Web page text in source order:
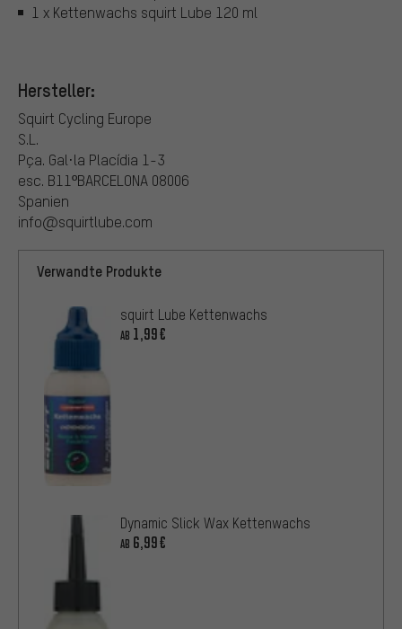
1 x Kettenwachs squirt Lube 120 ml
Hersteller:
Squirt Cycling Europe
S.L.
Pça. Gal·la Placídia 1-3
esc. B11ºBARCELONA 08006
Spanien
info@squirtlube.com
Verwandte Produkte
squirt Lube Kettenwachs
AB 1,99€
Dynamic Slick Wax Kettenwachs
AB 6,99€